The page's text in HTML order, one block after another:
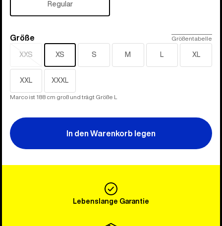
Regular
Größe
Größe Größentabelle
XXS
Ausverkauft
XS S M L XL
XXL XXXL
Marco ist 188 cm groß und trägt Größe L
In den Warenkorb legen
Lebenslange Garantie